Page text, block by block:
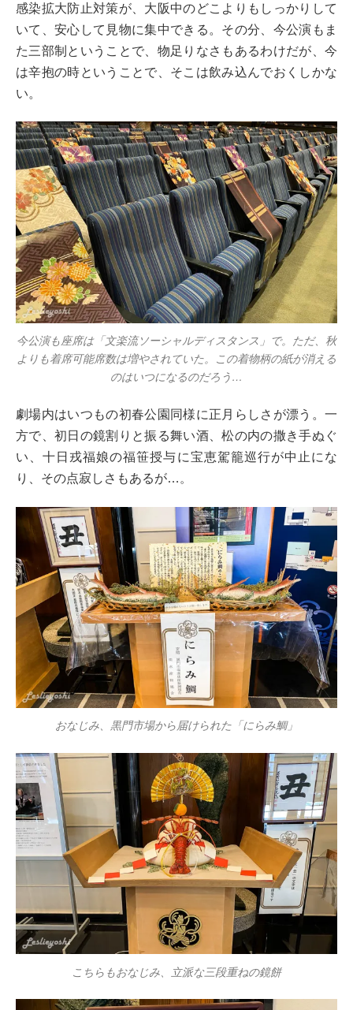
感染拡大防止対策が、大阪中のどこよりもしっかりして
いて、安心して見物に集中できる。その分、今公演もま
た三部制ということで、物足りなさもあるわけだが、今
は辛抱の時ということで、そこは飲み込んでおくしかな
い。
今公演も座席は「文楽流ソーシャルディスタンス」で。ただ、秋
よりも着席可能席数は増やされていた。この着物柄の紙が消える
のはいつになるのだろう…
劇場内はいつもの初春公園同様に正月らしさが漂う。一
方で、初日の鏡割りと振る舞い酒、松の内の撒き手ぬぐ
い、十日戎福娘の福笹授与に宝恵駕籠巡行が中止にな
り、その点寂しさもあるが… 。
おなじみ、黒門市場から届けられた「にらみ鯛」
こちらもおなじみ、立派な三段重ねの鏡餅